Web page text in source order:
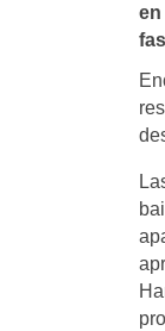
en